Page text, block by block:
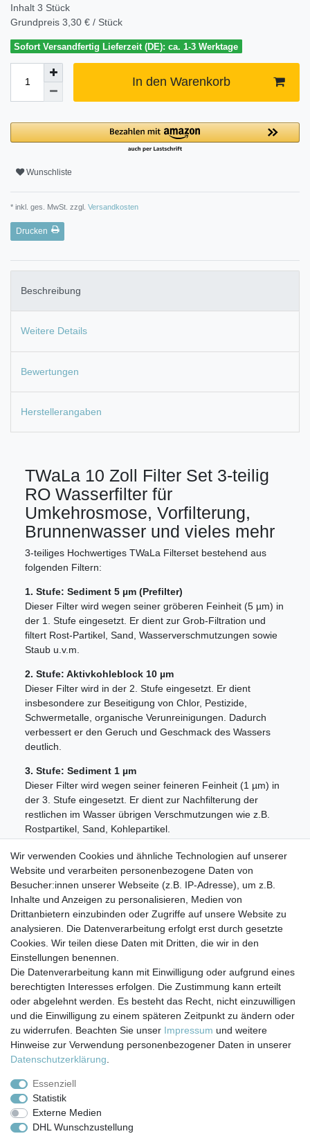
Inhalt 3 Stück
Grundpreis 3,30 € / Stück
Sofort Versandfertig Lieferzeit (DE): ca. 1-3 Werktage
In den Warenkorb
Wunschliste
* inkl. ges. MwSt. zzgl. Versandkosten
Drucken
Beschreibung
Weitere Details
Bewertungen
Herstellerangaben
TWaLa 10 Zoll Filter Set 3-teilig
RO Wasserfilter für
Umkehrosmose, Vorfilterung,
Brunnenwasser und vieles mehr
3-teiliges Hochwertiges TWaLa Filterset bestehend aus
folgenden Filtern:
1. Stufe: Sediment 5 µm (Prefilter)
Dieser Filter wird wegen seiner gröberen Feinheit (5 µm) in
der 1. Stufe eingesetzt. Er dient zur Grob-Filtration und
filtert Rost-Partikel, Sand, Wasserverschmutzungen sowie
Staub u.v.m.
2. Stufe: Aktivkohleblock 10 µm
Dieser Filter wird in der 2. Stufe eingesetzt. Er dient
insbesondere zur Beseitigung von Chlor, Pestizide,
Schwermetalle, organische Verunreinigungen. Dadurch
verbessert er den Geruch und Geschmack des Wassers
deutlich.
3. Stufe: Sediment 1 µm
Dieser Filter wird wegen seiner feineren Feinheit (1 µm) in
der 3. Stufe eingesetzt. Er dient zur Nachfilterung der
restlichen im Wasser übrigen Verschmutzungen wie z.B.
Rostpartikel, Sand, Kohlepartikel.
Lieferumfang:
1x TWaLa Sedimentfilter 5 µm
1x TWaLa Aktivkohleblockfilter 10 µm
1x TWaLa Sedimentfilter 1 µm
Impressum Daten­schutz­erklärung AGB
Barrierefreiheitserklärung Widerrufs­recht
Versand- & Zahlungsbedingungen
Wir verwenden Cookies und ähnliche Technologien auf unserer
Website und verarbeiten personenbezogene Daten von
Besucher:innen unserer Webseite (z.B. IP-Adresse), um z.B.
Inhalte und Anzeigen zu personalisieren, Medien von
Drittanbietern einzubinden oder Zugriffe auf unsere Website zu
analysieren. Die Datenverarbeitung erfolgt erst durch gesetzte
Cookies. Wir teilen diese Daten mit Dritten, die wir in den
Einstellungen benennen.
Die Datenverarbeitung kann mit Einwilligung oder aufgrund eines
berechtigten Interesses erfolgen. Die Zustimmung kann erteilt
oder abgelehnt werden. Es besteht das Recht, nicht einzuwilligen
und die Einwilligung zu einem späteren Zeitpunkt zu ändern oder
zu widerrufen. Beachten Sie unser Impressum und weitere
Hinweise zur Verwendung personenbezogener Daten in unserer
Daten­schutz­erklärung
Essenziell
Statistik
Externe Medien
DHL Wunschzustellung